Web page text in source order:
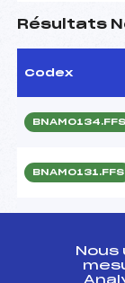
Résultats
Codex
BNAM0134.FFS
BNAM0131.FFS
Nous